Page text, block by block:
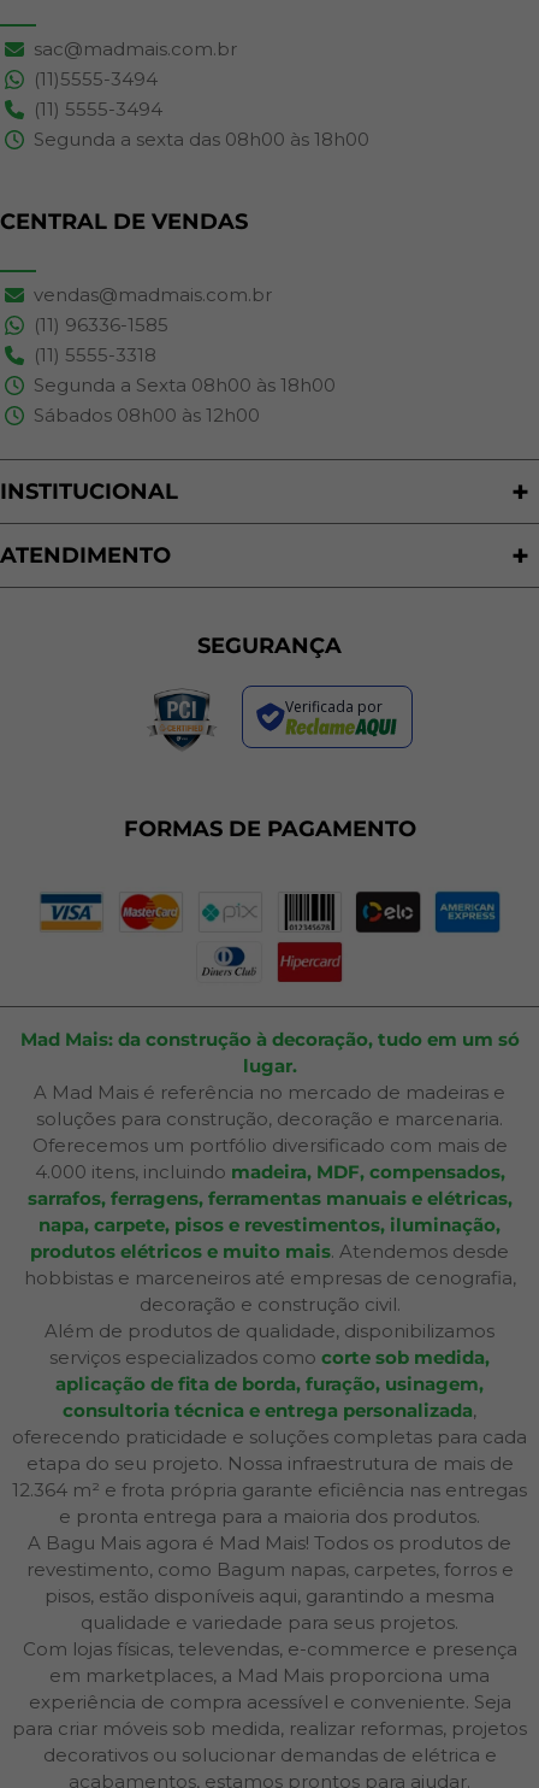
sac@madmais.com.br
(11)5555-3494
(11) 5555-3494
Segunda a sexta das 08h00 às 18h00
CENTRAL DE VENDAS
vendas@madmais.com.br
(11) 96336-1585
(11) 5555-3318
Segunda a Sexta 08h00 às 18h00
Sábados 08h00 às 12h00
INSTITUCIONAL
Quem Somos
Nossas Lojas
ATENDIMENTO
Política de Privacidade
Trocas e Devoluções
Regras de Promoções
Termos de Uso
Plano de Corte
SEGURANÇA
Verificada por
FORMAS DE PAGAMENTO
Mad Mais: da construção à decoração, tudo em um só
lugar.
A Mad Mais é referência no mercado de madeiras e
soluções para construção, decoração e marcenaria.
Oferecemos um portfólio diversificado com mais de
4.000 itens, incluindo madeira, MDF, compensados,
sarrafos, ferragens, ferramentas manuais e elétricas,
napa, carpete, pisos e revestimentos, iluminação,
produtos elétricos e muito mais. Atendemos desde
hobbistas e marceneiros até empresas de cenografia,
decoração e construção civil.
Além de produtos de qualidade, disponibilizamos
serviços especializados como corte sob medida,
aplicação de fita de borda, furação, usinagem,
consultoria técnica e entrega personalizada,
oferecendo praticidade e soluções completas para cada
etapa do seu projeto. Nossa infraestrutura de mais de
12.364 m² e frota própria garante eficiência nas entregas
e pronta entrega para a maioria dos produtos.
A Bagu Mais agora é Mad Mais! Todos os produtos de
revestimento, como Bagum napas, carpetes, forros e
pisos, estão disponíveis aqui, garantindo a mesma
qualidade e variedade para seus projetos.
Com lojas físicas, televendas, e-commerce e presença
em marketplaces, a Mad Mais proporciona uma
experiência de compra acessível e conveniente. Seja
para criar móveis sob medida, realizar reformas, projetos
decorativos ou solucionar demandas de elétrica e
acabamentos, estamos prontos para ajudar.